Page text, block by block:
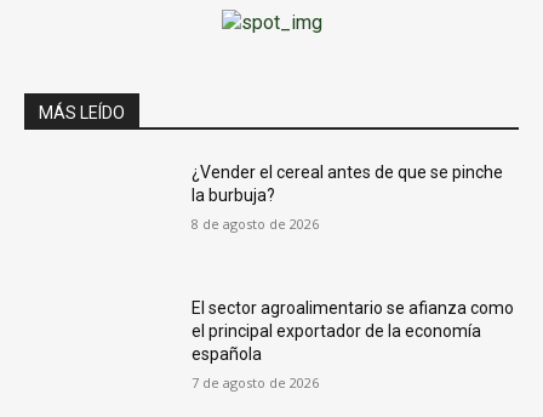
MÁS LEÍDO
¿Vender el cereal antes de que se pinche
la burbuja?
8 de agosto de 2026
El sector agroalimentario se afianza como
el principal exportador de la economía
española
7 de agosto de 2026